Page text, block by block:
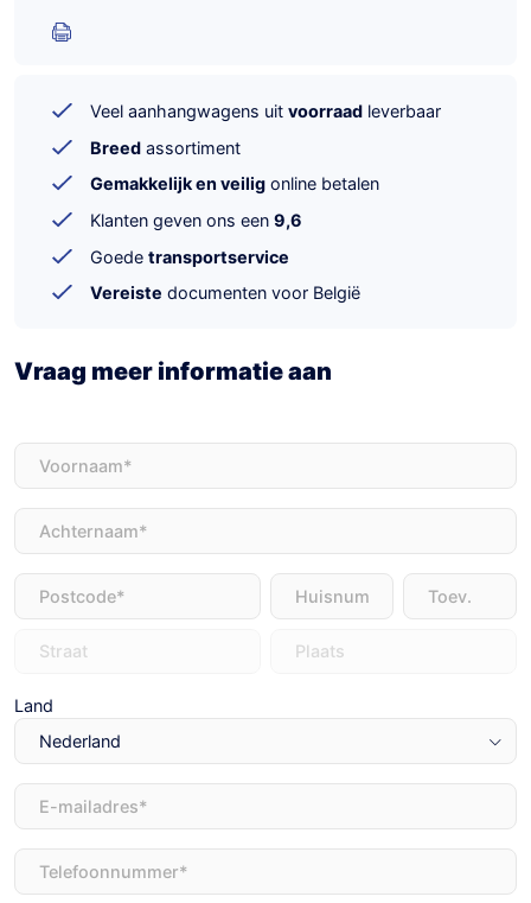
Veel aanhangwagens uit voorraad leverbaar
Breed assortiment
Gemakkelijk en veilig online betalen
Klanten geven ons een 9,6
Goede transportservice
Vereiste documenten voor België
Vraag meer informatie aan
Voornaam
Achternaam
Adres
Land
E-
mailadres(Vereist)
Telefoon